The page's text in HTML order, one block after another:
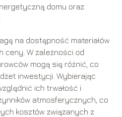
domu oraz
na dostępność materiałów
ceny. W zależności od
mogą się różnić, co
inwestycji. Wybierając
ich trwałość i
atmosferycznych, co
kosztów związanych z